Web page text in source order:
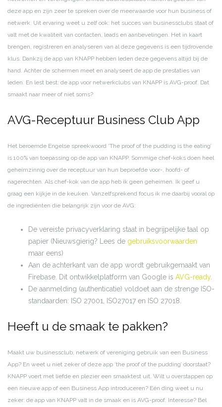
deze app en zijn zeer te spreken over de meerwaarde voor hun business of
netwerk. Uit ervaring weet u zelf ook: het succes van businessclubs staat of
valt met de kwaliteit van contacten, leads en aanbevelingen. Het in kaart
brengen, registreren en analyseren van al deze gegevens is een tijdrovende
klus. Dankzij de app van KNAPP hebben leden deze gegevens altijd bij de
hand. Achter de schermen meet en analyseert de app de prestaties van
leden. En lest best: de app voor netwerkclubs van KNAPP is AVG-proof. Dat
smaakt naar meer of niet soms?
AVG-Receptuur Business Club App
Het beroemde Engelse spreekwoord ‘The proof of the pudding is the eating’
is 100% van toepassing op de app van KNAPP. Sommige chef-koks doen heel
geheimzinnig over de receptuur van hun beproefde voor-, hoofd- of
nagerechten. Als chef-kok van de app heb ik geen geheimen. Ik geef u
graag een kijkje in de keuken. Vanzelfsprekend focus ik me daarbij vooral op
de ingrediënten die belangrijk zijn voor de AVG:
De vereiste privacyverklaring staat in begrijpelijke taal op
papier (Nieuwsgierig? Lees de gebruiksvoorwaarden
maar eens)
Aan de achterkant van de app wordt gebruikgemaakt van
Firebase. Dit ontwikkelplatform van Google is AVG-ready.
De aanmelding (authenticatie) voldoet aan de strenge ISO-
standaarden: ISO 27001, ISO27017 en ISO 27018.
Heeft u de smaak te pakken?
Maakt uw businessclub, netwerk of vereniging gebruik van een Business
App? En weet u niet zeker of deze app ‘the proof of the pudding’ doorstaat?
KNAPP voert met liefde en plezier een smaaktest uit. Wilt u overstappen op
een nieuwe app of een Business App introduceren? Eén ding weet u nu
zeker: de app van KNAPP valt in de smaak en is AVG-proof. Interesse? Bel